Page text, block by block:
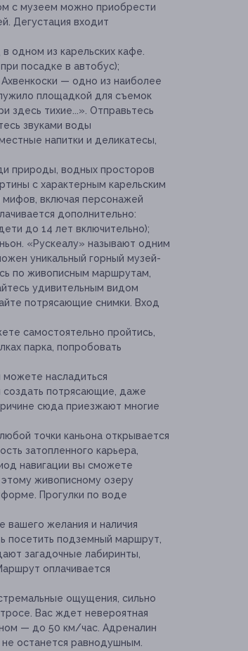
с музеем можно приобрести
Дегустация входит
одном из карельских кафе.
посадке в автобус);
— одно из наиболее
площадкой для съемок
здесь тихие...». Отправьтесь
звуками воды
напитки и деликатесы,
природы, водных просторов
с характерным карельским
включая персонажей
дополнительно:
до 14 лет включительно);
«Рускеалу» называют одним
уникальный горный музей-
по живописным маршрутам,
удивительным видом
потрясающие снимки. Вход
самостоятельно пройтись,
парка, попробовать
можете насладиться
потрясающие, даже
сюда приезжают многие
точки каньона открывается
затопленного карьера,
навигации вы сможете
живописному озеру
Прогулки по воде
вашего желания и наличия
посетить подземный маршрут,
загадочные лабиринты,
оплачивается
ощущения, сильно
Вас ждет невероятная
— до 50 км/час. Адреналин
останется равнодушным.